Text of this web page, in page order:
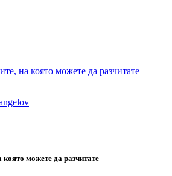
можете да разчитате